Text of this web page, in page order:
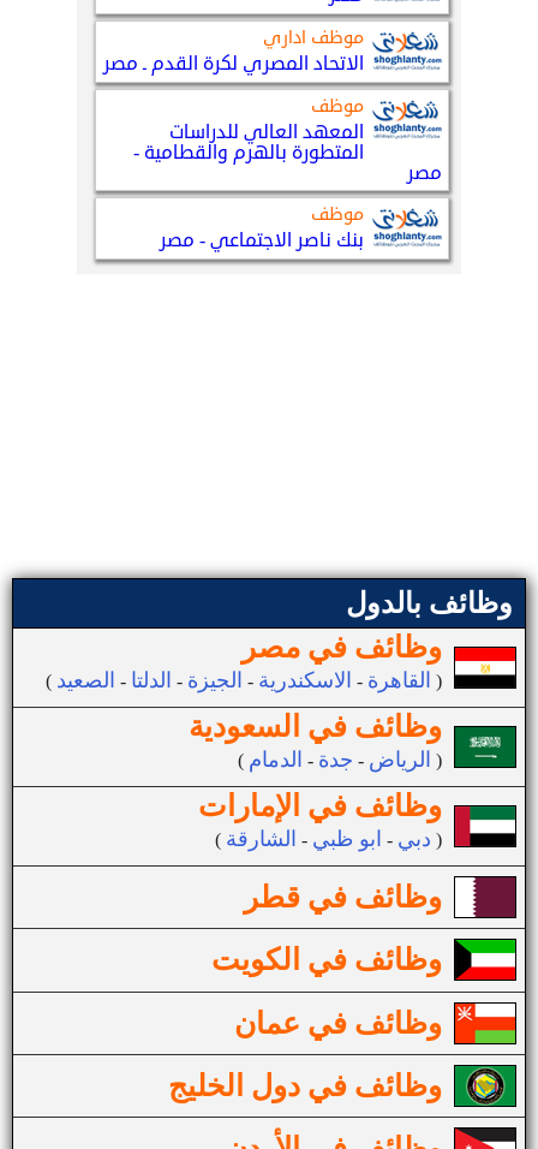
وظائف بالدول
وظائف في مصر
( القاهرة - الاسكندرية - الجيزة - الدلتا - الصعيد )
وظائف في السعودية
( الرياض - جدة - الدمام )
وظائف في الإمارات
( دبي - ابو ظبي - الشارقة )
وظائف في قطر
وظائف في الكويت
وظائف في عمان
وظائف في دول الخليج